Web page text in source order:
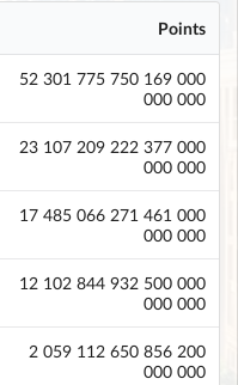
Points
52 301 775 750 169 000
000 000
23 107 209 222 377 000
000 000
17 485 066 271 461 000
000 000
12 102 844 932 500 000
000 000
2 059 112 650 856 200
000 000